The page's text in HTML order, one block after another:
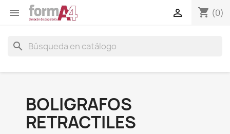
 shopping_cart (0)

search
BOLIGRAFOS
RETRACTILES